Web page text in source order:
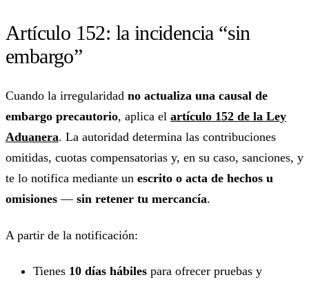
Artículo 152: la incidencia “sin
embargo”
Cuando la irregularidad no actualiza una causal de
embargo precautorio, aplica el artículo 152 de la Ley
Aduanera. La autoridad determina las contribuciones
omitidas, cuotas compensatorias y, en su caso, sanciones, y
te lo notifica mediante un escrito o acta de hechos u
omisiones — sin retener tu mercancía.
A partir de la notificación:
Tienes 10 días hábiles para ofrecer pruebas y